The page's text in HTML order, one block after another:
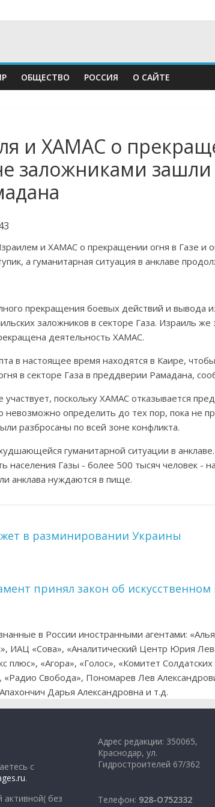
ОБЩЕСТВО РОССИЯ О САЙТЕ
и ХАМАС о
заложниками зашли
и ХАМАС о прекращении огня в Газе и
а гуманитарная ситуация в анклаве
прекращения боевых действий и вывода
заложников в секторе Газа. Израиль же
деятельность ХАМАС.
в настоящее время находятся в Каире,
в секторе Газа в преддверии Рамадана,
поскольку ХАМАС отказывается
невозможно определить до тех пор, пока не
разбросаны по всей зоне конфликта.
гуманитарной ситуации в
Газы - более 500 тысяч человек -
анклава нуждаются в пище.
в разминировании Украины
принял закон об искусственном
в России иностранными агентами:
ИАЦ «Сова», «Аналитический Центр Юрия
плюс», «Агора», «Голос», «Комитет
«Радио Свобода», Пономарев Лев
Дарья Александровна и т.д.
с
.
активной( без
Адрес редакции: 350065,
Краснодар, ул.
Гидростроителей 67/362
Телефон: 928-O752332